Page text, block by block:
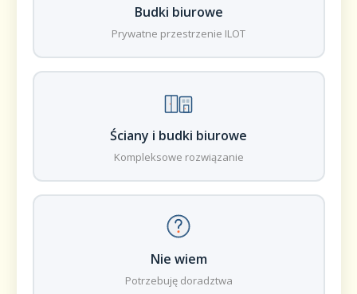
Budki biurowe
Prywatne przestrzenie ILOT
Ściany i budki biurowe
Kompleksowe rozwiązanie
Nie wiem
Potrzebuję doradztwa